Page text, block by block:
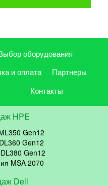
оборудования
и оплата
Партнеры
Контакты
HPE
Gen12
Gen12
Gen12
MSA 2070
Dell